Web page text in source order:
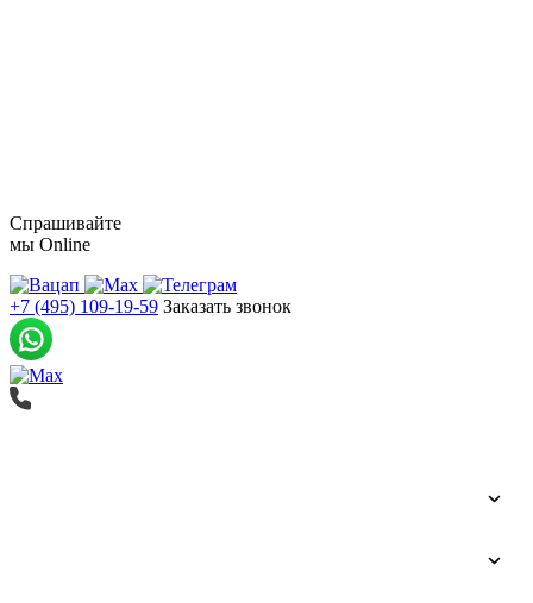
Спрашивайте
мы Online
+7 (495) 109-19-59 Заказать звонок